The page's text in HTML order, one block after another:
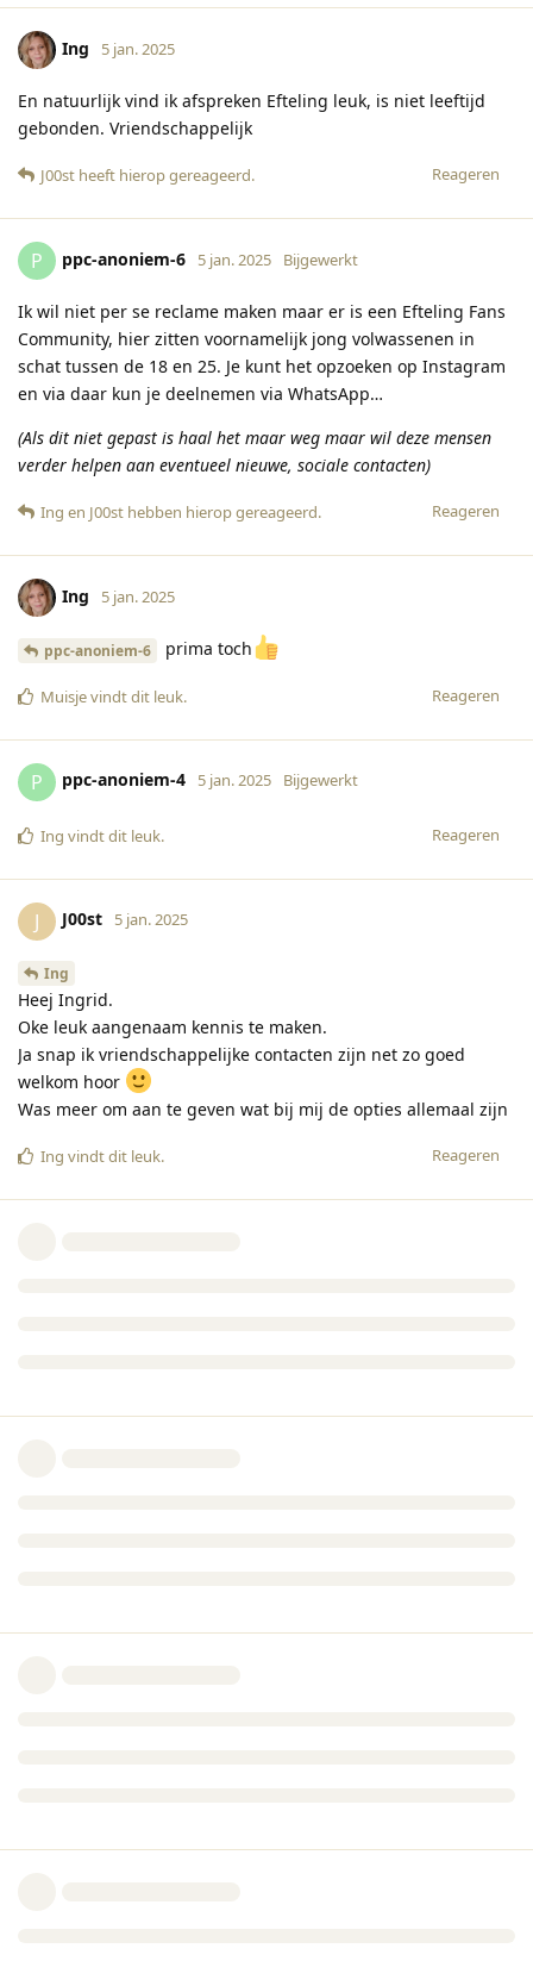
Ing 5 jan. 2025
En natuurlijk vind ik afspreken Efteling leuk, is niet leeftijd
gebonden. Vriendschappelijk
Reageren
J00st heeft hierop gereageerd.
P ppc-anoniem-6 5 jan. 2025 Bijgewerkt
Ik wil niet per se reclame maken maar er is een Efteling Fans
Community, hier zitten voornamelijk jong volwassenen in
schat tussen de 18 en 25. Je kunt het opzoeken op Instagram
en via daar kun je deelnemen via WhatsApp…
(Als dit niet gepast is haal het maar weg maar wil deze mensen
verder helpen aan eventueel nieuwe, sociale contacten)
Reageren
Ing en J00st hebben hierop gereageerd.
Ing 5 jan. 2025
ppc-anoniem-6 prima toch
Reageren
Muisjevindt dit leuk.
P ppc-anoniem-4 5 jan. 2025 Bijgewerkt
Reageren
Ing vindt dit leuk.
J J00st 5 jan. 2025
Ing
Heej Ingrid.
Oke leuk aangenaam kennis te maken.
Ja snap ik vriendschappelijke contacten zijn net zo goed
welkom hoor
Was meer om aan te geven wat bij mij de opties allemaal zijn
Reageren
Ing vindt dit leuk.